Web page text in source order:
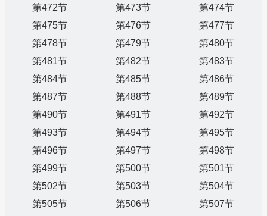
第472节 第473节
第474节
第475节
第476节
第477节
第478节
第479节
第480节
第481节
第482节
第483节
第484节
第485节
第486节
第487节
第488节
第489节
第490节
第491节
第492节
第493节
第494节
第495节
第496节
第497节
第498节
第499节
第500节
第501节
第502节
第503节
第504节
第505节
第506节
第507节